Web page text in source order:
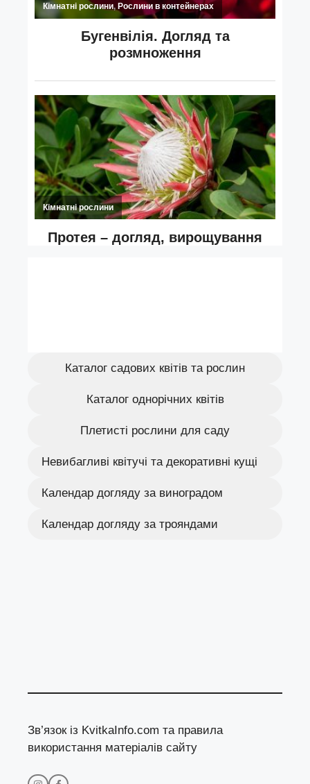
Каталог садових квітів та рослин
Каталог однорічних квітів
Плетисті рослини для саду
Невибагливі квітучі та декоративні кущі
Календар догляду за виноградом
Календар догляду за трояндами
Зв’язок із KvitkaInfo.com та правила
використання матеріалів сайту